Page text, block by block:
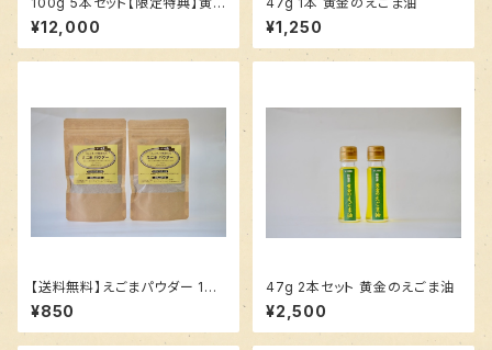
金のえごま油
¥12,000 ¥1,250
【送料無料】えごまパウダー 100
g 2袋
¥850
47g 2本セット 黄金のえごま油
¥2,500